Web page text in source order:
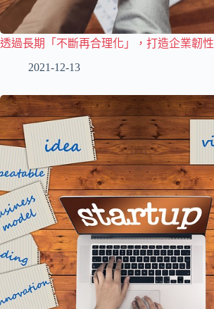
透過長期「不斷再合理化」，打造企業韌性
2021-12-13